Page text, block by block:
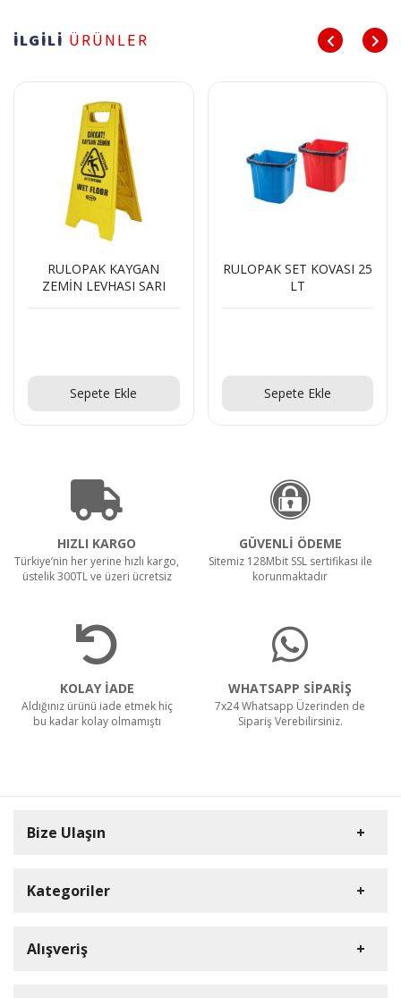
İLGİLİ ÜRÜNLER
RULOPAK KAYGAN
ZEMİN LEVHASI SARI
Sepete Ekle
RULOPAK SET KOVASI 25
LT
Sepete Ekle
HIZLI KARGO
Türkiye’nin her yerine hızlı kargo,
üstelik 300TL ve üzeri ücretsiz
GÜVENLİ ÖDEME
Sitemiz 128Mbit SSL sertifikası ile
korunmaktadır
KOLAY İADE
Aldığınız ürünü iade etmek hiç
bu kadar kolay olmamıştı
WHATSAPP SİPARİŞ
7x24 Whatsapp Üzerinden de
Sipariş Verebilirsiniz.
Bize Ulaşın
Kategoriler
Rulopak
Alışveriş